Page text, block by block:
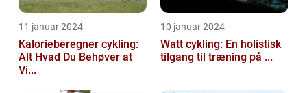
11 januar 2024
Kalorieberegner cykling:
Alt Hvad Du Behøver at
Vi...
10 januar 2024
Watt cykling: En holistisk
tilgang til træning på ...